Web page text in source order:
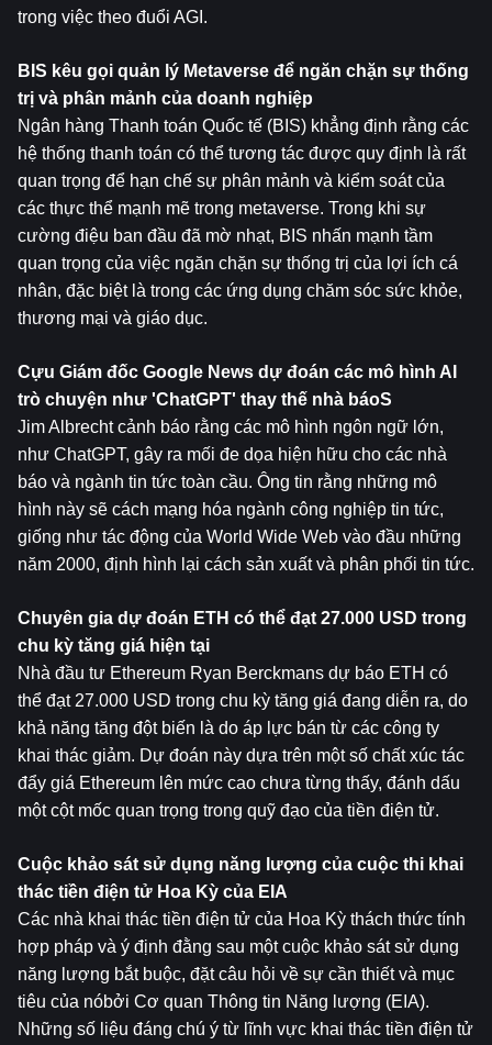
trong việc theo đuổi AGI.
BIS kêu gọi quản lý Metaverse để ngăn chặn sự thống
trị và phân mảnh của doanh nghiệp
Ngân hàng Thanh toán Quốc tế (BIS) khẳng định rằng các
hệ thống thanh toán có thể tương tác được quy định là rất
quan trọng để hạn chế sự phân mảnh và kiểm soát của
các thực thể mạnh mẽ trong metaverse. Trong khi sự
cường điệu ban đầu đã mờ nhạt, BIS nhấn mạnh tầm
quan trọng của việc ngăn chặn sự thống trị của lợi ích cá
nhân, đặc biệt là trong các ứng dụng chăm sóc sức khỏe,
thương mại và giáo dục.
Cựu Giám đốc Google News dự đoán các mô hình AI
trò chuyện như 'ChatGPT' thay thế nhà báoS
Jim Albrecht cảnh báo rằng các mô hình ngôn ngữ lớn,
như ChatGPT, gây ra mối đe dọa hiện hữu cho các nhà
báo và ngành tin tức toàn cầu. Ông tin rằng những mô
hình này sẽ cách mạng hóa ngành công nghiệp tin tức,
giống như tác động của World Wide Web vào đầu những
năm 2000, định hình lại cách sản xuất và phân phối tin tức.
Chuyên gia dự đoán ETH có thể đạt 27.000 USD trong
chu kỳ tăng giá hiện tại
Nhà đầu tư Ethereum Ryan Berckmans dự báo ETH có
thể đạt 27.000 USD trong chu kỳ tăng giá đang diễn ra, do
khả năng tăng đột biến là do áp lực bán từ các công ty
khai thác giảm. Dự đoán này dựa trên một số chất xúc tác
đẩy giá Ethereum lên mức cao chưa từng thấy, đánh dấu
một cột mốc quan trọng trong quỹ đạo của tiền điện tử.
Cuộc khảo sát sử dụng năng lượng của cuộc thi khai
thác tiền điện tử Hoa Kỳ của EIA
Các nhà khai thác tiền điện tử của Hoa Kỳ thách thức tính
hợp pháp và ý định đằng sau một cuộc khảo sát sử dụng
năng lượng bắt buộc, đặt câu hỏi về sự cần thiết và mục
tiêu của nóbởi Cơ quan Thông tin Năng lượng (EIA).
Những số liệu đáng chú ý từ lĩnh vực khai thác tiền điện tử